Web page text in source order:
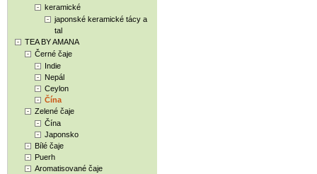
keramické
japonské keramické tácy a
tal
TEA BY AMANA
Černé čaje
Indie
Nepál
Ceylon
Čína
Zelené čaje
Čína
Japonsko
Bílé čaje
Puerh
Aromatisované čaje